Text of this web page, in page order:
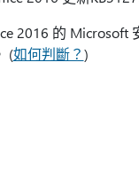
2016 的 Microsoft
(如何判斷？)